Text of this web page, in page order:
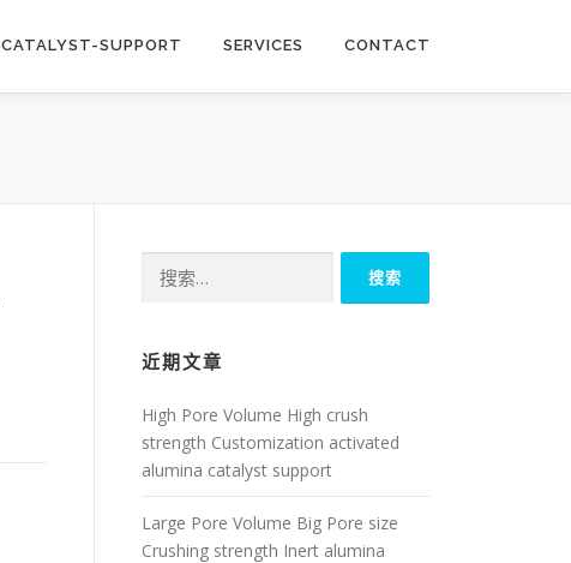
CATALYST-SUPPORT SERVICES CONTACT
索：
近期文章
High Pore Volume High crush
strength Customization activated
alumina catalyst support
Large Pore Volume Big Pore size
Crushing strength Inert alumina